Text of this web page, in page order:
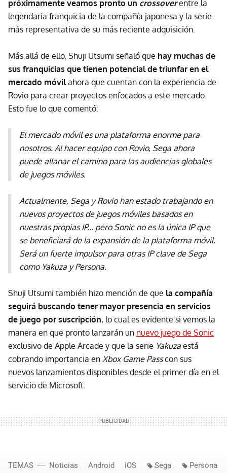
próximamente veamos pronto un crossover entre la
legendaria franquicia de la compañía japonesa y la serie
más representativa de su más reciente adquisición.
Más allá de ello, Shuji Utsumi señaló que hay muchas de
sus franquicias que tienen potencial de triunfar en el
mercado móvilahora que cuentan con la experiencia de
Rovio para crear proyectos enfocados a este mercado.
Esto fue lo que comentó:
El mercado móvil es una plataforma enorme para
nosotros. Al hacer equipo con Rovio, Sega ahora
puede allanar el camino para las audiencias globales
de juegos móviles.
Actualmente, Sega y Rovio han estado trabajando en
nuevos proyectos de juegos móviles basados en
nuestras propias IP... pero Sonic no es la única IP que
se beneficiará de la expansión de la plataforma móvil.
Será un fuerte impulsor para otras IP clave de Sega
como Yakuza y Persona.
Shuji Utsumi también hizo mención de que la compañía
seguirá buscando tener mayor presencia en servicios
de juego por suscripción, lo cual es evidente si vemos la
manera en que pronto lanzarán un nuevo juego de Sonic
exclusivo de Apple Arcade y que la serie Yakuza está
cobrando importancia en Xbox Game Passcon sus
nuevos lanzamientos disponibles desde el primer día en el
servicio de Microsoft.
TEMAS Noticias Android iOS Sega Persona